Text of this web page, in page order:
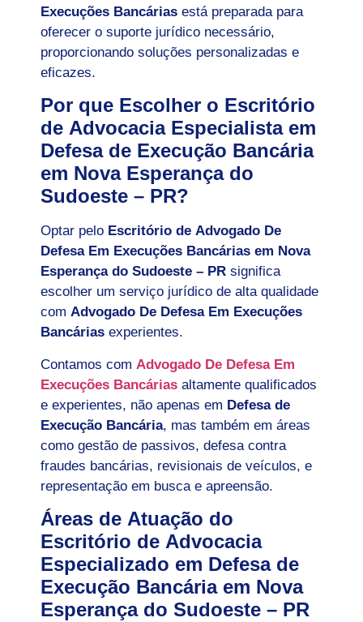
Execuções Bancárias está preparada para
oferecer o suporte jurídico necessário,
proporcionando soluções personalizadas e
eficazes.
Por que Escolher o Escritório
de Advocacia Especialista em
Defesa de Execução Bancária
em Nova Esperança do
Sudoeste – PR?
Optar pelo Escritório de Advogado De
Defesa Em Execuções Bancárias em Nova
Esperança do Sudoeste – PR significa
escolher um serviço jurídico de alta qualidade
com Advogado De Defesa Em Execuções
Bancárias experientes.
Contamos com Advogado De Defesa Em
Execuções Bancárias altamente qualificados
e experientes, não apenas em Defesa de
Execução Bancária, mas também em áreas
como gestão de passivos, defesa contra
fraudes bancárias, revisionais de veículos, e
representação em busca e apreensão.
Áreas de Atuação do
Escritório de Advocacia
Especializado em Defesa de
Execução Bancária em Nova
Esperança do Sudoeste – PR